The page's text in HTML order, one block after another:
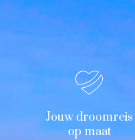
Jouw droomreis
op maat